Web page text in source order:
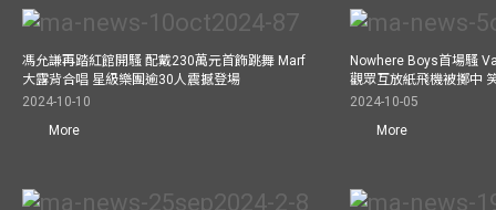
馮允謙再踏紅館開騷 配戴230萬元首飾跳舞 Marf
大露背合唱 星級樂團逾30人震撼登場
2024-10-10
More
Nowhere Boys首場騷
觀眾互放紙飛機被擲中
2024-10-05
More